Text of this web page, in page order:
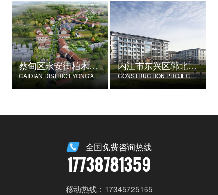
蔡甸区永安街柏木村郭家庄湾省级美丽乡村试点建设项目
CAIDIAN DISTRICT YONG'AN STREET CYPRESS VILLAGE GUOJIAZHUANG BAY PROVINCIAL BEAUTIFUL VILLAGE PILOT CONSTRUCTION PROJECT
内江市东兴区郭北养老服务中心建设项目
CONSTRUCTION PROJECT OF GUOBEI ELDERLY SERVICE CENTER IN DONGXING DISTRICT, NEIJIANG CITY
全国免费咨询热线
17738781359
移动热线：17345725165